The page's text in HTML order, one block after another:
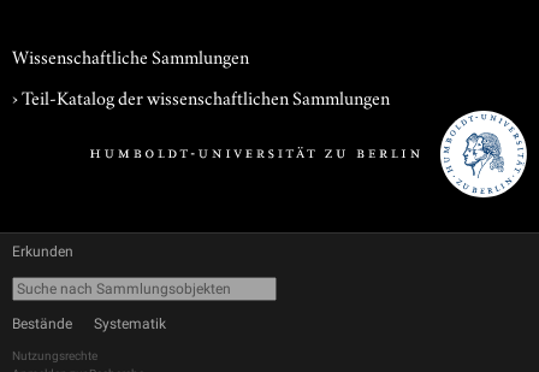
Wissenschaftliche Sammlungen
› Teil-Katalog der wissenschaftlichen Sammlungen
Erkunden
Bestände Systematik
Nutzungsrechte